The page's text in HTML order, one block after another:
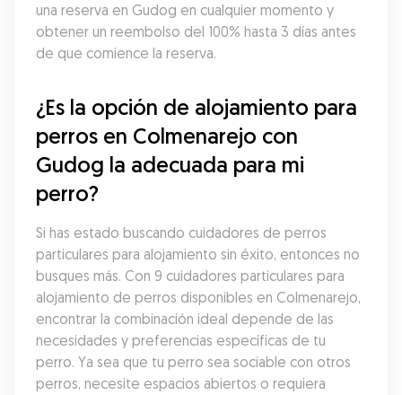
una reserva en Gudog en cualquier momento y
obtener un reembolso del 100% hasta 3 días antes
de que comience la reserva.
¿Es la opción de alojamiento para
perros en Colmenarejo con
Gudog la adecuada para mi
perro?
Si has estado buscando cuidadores de perros
particulares para alojamiento sin éxito, entonces no
busques más. Con 9 cuidadores particulares para
alojamiento de perros disponibles en Colmenarejo,
encontrar la combinación ideal depende de las
necesidades y preferencias específicas de tu
perro. Ya sea que tu perro sea sociable con otros
perros, necesite espacios abiertos o requiera